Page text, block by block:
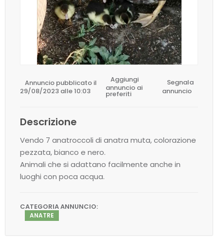
Annuncio pubblicato il
29/08/2023 alle 10:03
Aggiungi
annuncio ai
preferiti
Segnala
annuncio
Descrizione
Vendo 7 anatroccoli di anatra muta, colorazione
pezzata, bianco e nero.
Animali che si adattano facilmente anche in
luoghi con poca acqua.
CATEGORIA ANNUNCIO:
ANATRE